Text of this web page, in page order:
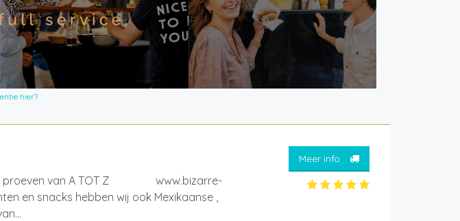
hier?
proeven van A TOT Z www.bizarre-
en snacks hebben wij ook Mexikaanse ,
Meer info